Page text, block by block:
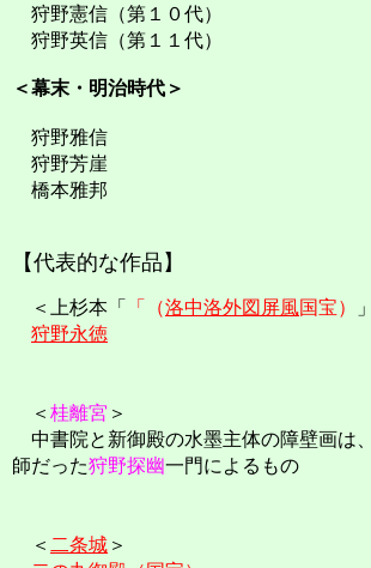
狩野憲信（第１０代）
狩野英信（第１１代）
＜幕末・明治時代＞
狩野雅信
狩野芳崖
橋本雅邦
【代表的な作品】
＜上杉本「 「（洛中洛外図屏風国宝）
狩野永徳
＜ 桂離宮 ＞
中書院と新御殿の水墨主体の障壁画は
師だった狩野探幽一門によるもの
＜ 二条城 ＞